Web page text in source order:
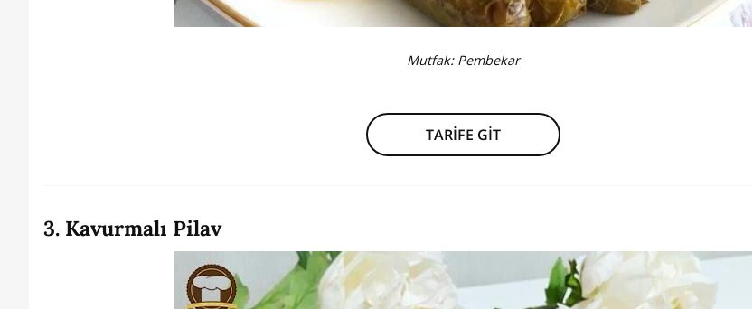
Mutfak: Pembekar
TARİFE GİT
3. Kavurmalı Pilav